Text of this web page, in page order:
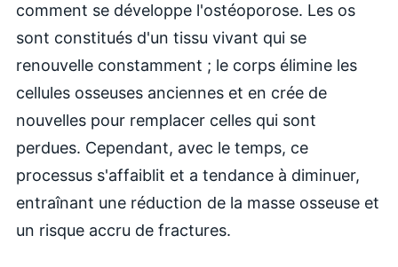
comment se développe l'ostéoporose. Les os
sont constitués d'un tissu vivant qui se
renouvelle constamment ; le corps élimine les
cellules osseuses anciennes et en crée de
nouvelles pour remplacer celles qui sont
perdues. Cependant, avec le temps, ce
processus s'affaiblit et a tendance à diminuer,
entraînant une réduction de la masse osseuse et
un risque accru de fractures.